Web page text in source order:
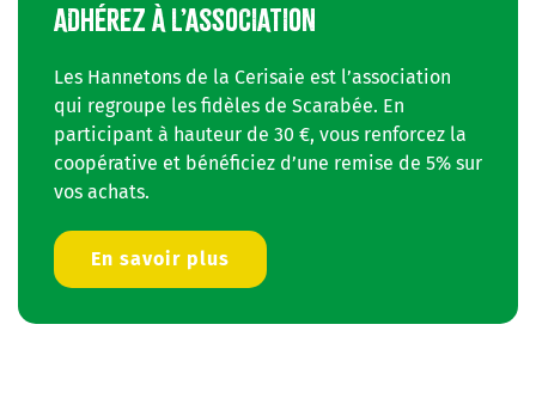
ADHÉREZ À L’ASSOCIATION
Les Hannetons de la Cerisaie est l’association
qui regroupe les fidèles de Scarabée. En
participant à hauteur de 30 €, vous renforcez la
coopérative et bénéficiez d’une remise de 5% sur
vos achats.
En savoir plus